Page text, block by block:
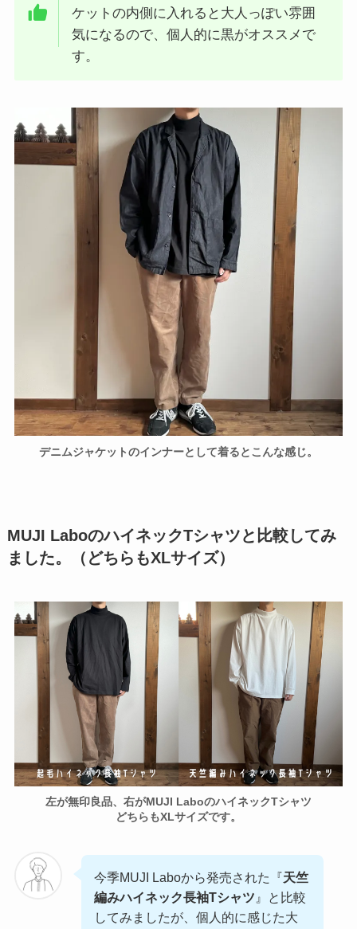
ケットの内側に入れると大人っぽい雰囲
気になるので、個人的に黒がオススメで
す。
デニムジャケットのインナーとして着るとこんな感じ。
MUJI LaboのハイネックTシャツと比較してみ
ました。（どちらもXLサイズ）
左が無印良品、右がMUJI LaboのハイネックTシャツ
どちらもXLサイズです。
今季MUJI Laboから発売された『天竺
編みハイネック長袖Tシャツ 』と比較
してみましたが、個人的に感じた大